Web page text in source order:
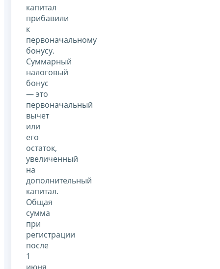
капитал
прибавили
к
первоначальному
бонусу.
Суммарный
налоговый
бонус
— это
первоначальный
вычет
или
его
остаток,
увеличенный
на
дополнительный
капитал.
Общая
сумма
при
регистрации
после
1
июня